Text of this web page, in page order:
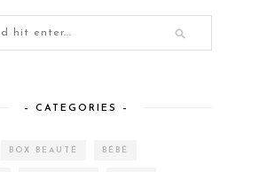
– CATEGORIES –
BOX BEAUTÉ BÉBÉ